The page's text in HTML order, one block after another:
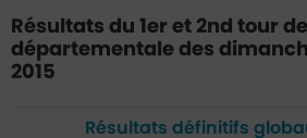
Résultats du 1er et 2nd tour
départementale des
2015
Résultats définitifs